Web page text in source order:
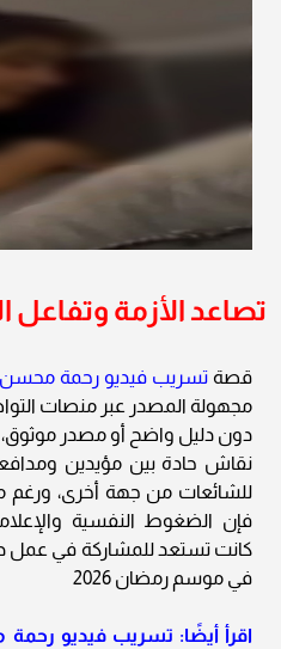
تصاعد الأزمة وتفاعل
قصة تسريب فيديو رحمة محسن
مجهولة المصدر عبر منصات
دون دليل واضح أو مصدر موثوق،
نقاش حادة بين مؤيدين
للشائعات من جهة أخرى، ورغم
فإن الضغوط النفسية
كانت تستعد للمشاركة في عمل
في موسم رمضان 2026
اقرأ أيضًا: تسريب فيديو